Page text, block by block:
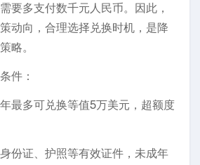
要多支付数千元人民币。因此，
动向，合理选择兑换时机，是降
略。
件：
最多可兑换等值5万美元，超额度
份证、护照等有效证件，未成年